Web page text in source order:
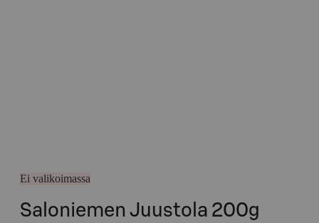
Ei valikoimassa
Saloniemen Juustola 200g